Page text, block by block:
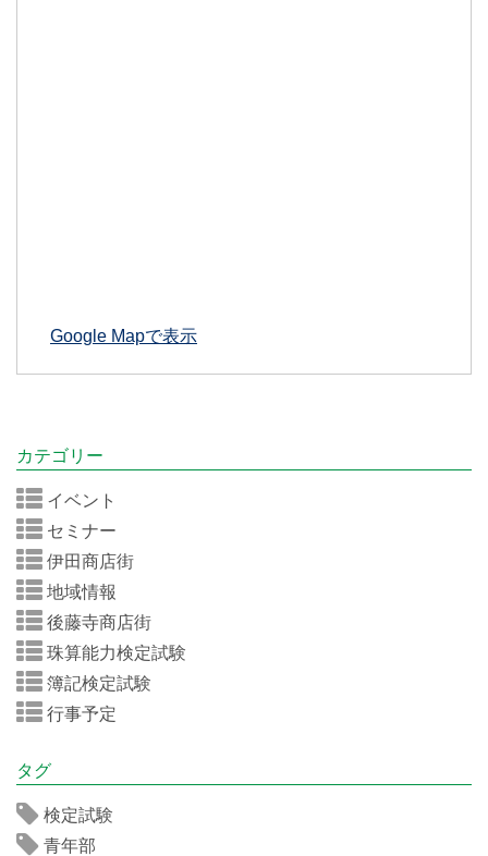
Google Mapで表示
カテゴリー
イベント
セミナー
伊田商店街
地域情報
後藤寺商店街
珠算能力検定試験
簿記検定試験
行事予定
タグ
検定試験
青年部